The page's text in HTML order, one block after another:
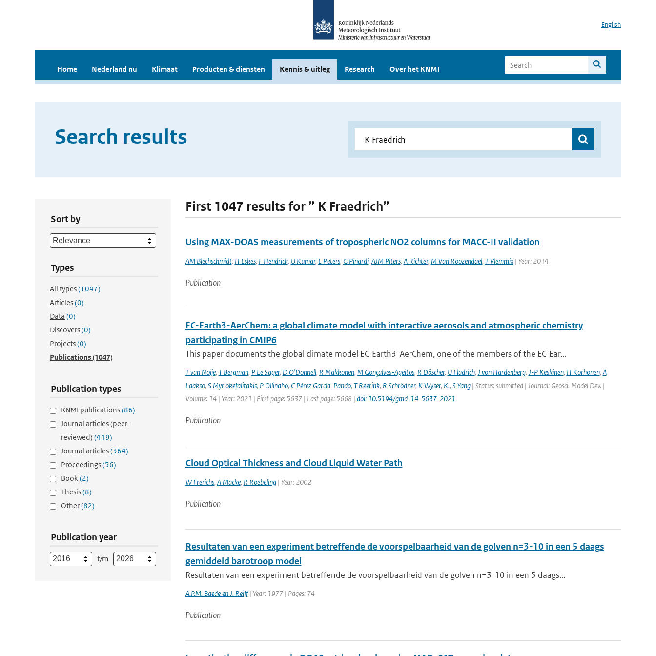
English
Home Nederland nu Klimaat Producten & diensten Kennis & uitleg Research Over het KNMI
Search results
Sort by
Types
All types(1047)
Articles(0)
Data (0)
Discovers(0)
Projects(0)
Publications(1047)
Publication types
KNMI publications(86)
Journal articles (peer-
reviewed) (449)
Journal articles(364)
Proceedings(56)
Book(2)
Thesis(8)
Other(82)
Publication year
t/m
First 1047 results for ” K Fraedrich”
Using MAX-DOAS measurements of tropospheric NO2 columns for MACC-II validation
AM Blechschmidt, H Eskes, F Hendrick, U Kumar, E Peters, G Pinardi, AJM Piters, A Richter, M Van Roozendael, T Vlemmix| Year: 2014
Publication
EC-Earth3-AerChem: a global climate model with interactive aerosols and atmospheric chemistry
participating in CMIP6
This paper documents the global climate model EC-Earth3-AerChem, one of the members of the EC-Ear...
T van Noije, T Bergman, P Le Sager, D O'Donnell, R Makkonen, M Gonçalves-Ageitos, R Döscher, U Fladrich, J von Hardenberg, J-P Keskinen, H Korhonen, A
Laakso, S Myriokefalitakis, P Ollinaho, C Pérez García-Pando, T Reerink, R Schrödner, K Wyser, K., S Yang| Status: submitted | Journal: Geosci. Model Dev. |
Volume: 14 | Year: 2021 | First page: 5637 | Last page: 5668 | doi: 10.5194/gmd-14-5637-2021
Publication
Cloud Optical Thickness and Cloud Liquid Water Path
W Frerichs, A Macke, R Roebeling| Year: 2002
Publication
Resultaten van een experiment betreffende de voorspelbaarheid van de golven n=3-10 in een 5 daags
gemiddeld barotroop model
Resultaten van een experiment betreffende de voorspelbaarheid van de golven n=3-10 in een 5 daags...
A.P.M. Baede en J. Reiff| Year: 1977 | Pages: 74
Publication